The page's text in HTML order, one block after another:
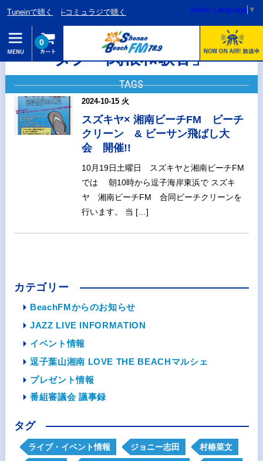
Tuneinで聴く i-コミュラジで聴く Select Language ▼
0
タグ「関根和歌香」
TAGS
2024-10-15 火
スズキヤ× 湘南ビーチFM ビーチ
クリーン & ビーサン飛ばし大
会 開催!!
10月19日土曜日 スズキヤと湘南ビーチFM
では 朝10時から逗子海岸東浜で スズキ
ヤ 湘南ビーチFM 合同ビーチクリーンを
行います。 当 […]
カテゴリー
BeachFMからのお知らせ
JAZZ LIVE INFORMATION
イベント情報
逗子葉山湘南 LOVE THE BEACHマルシェ
プレゼント情報
番組審議会 議事録
タグ
ライブ・イベント情報 ジョニー志田 村椿菜文